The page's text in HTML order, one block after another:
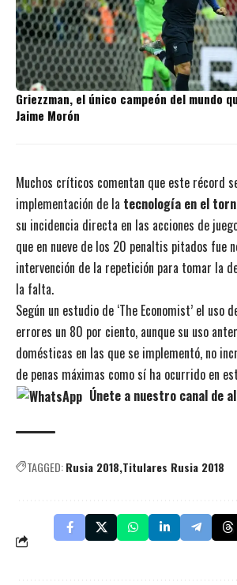
Griezzman, el único campeón del mundo
Jaime Morón
Muchos críticos comentan que este récord
implementación de la tecnología en el
su incidencia directa en las acciones de
que en nueve de los 20 penaltis pitados fue
intervención de la repetición para tomar la
la falta.
Según un estudio de ‘The Economist’ el uso
errores un 80 por ciento, aunque su uso
domésticas en las que se implementó, no
de penas máximas como sí ha ocurrido en
Únete a nuestro canal de
TAGGED:Rusia 2018 Titulares Rusia 2018